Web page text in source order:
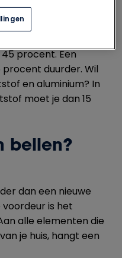
. Wil je hout? Dan
meranti in
procent. Een
procent duurder. Wil
en aluminium? In
moet je dan 15
bellen?
dan een nieuwe
is het
alle elementen die
je huis, hangt een